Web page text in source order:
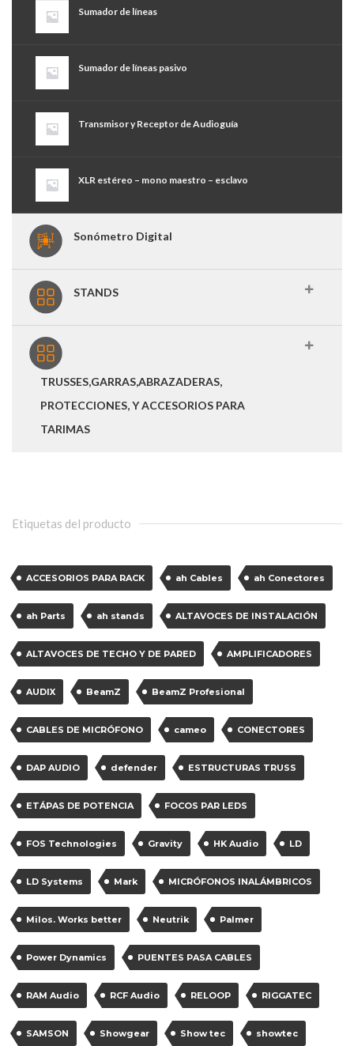
Sumador de líneas
Sumador de líneas pasivo
Transmisor y Receptor de Audioguía
XLR estéreo – mono maestro – esclavo
Sonómetro Digital
STANDS
TRUSSES,GARRAS,ABRAZADERAS,
PROTECCIONES, Y ACCESORIOS PARA
TARIMAS
Etiquetas del producto
ACCESORIOS PARA RACK ah Cables ah Conectores
ah Parts ah stands ALTAVOCES DE INSTALACIÓN
ALTAVOCES DE TECHO Y DE PARED AMPLIFICADORES
AUDIX BeamZ BeamZ Profesional
CABLES DE MICRÓFONO cameo CONECTORES
DAP AUDIO defender ESTRUCTURAS TRUSS
ETÁPAS DE POTENCIA FOCOS PAR LEDS
FOS Technologies Gravity HK Audio LD
LD Systems Mark MICRÓFONOS INALÁMBRICOS
Milos. Works better Neutrik Palmer
Power Dynamics PUENTES PASA CABLES
RAM Audio RCF Audio RELOOP RIGGATEC
SAMSON Showgear Show tec showtec